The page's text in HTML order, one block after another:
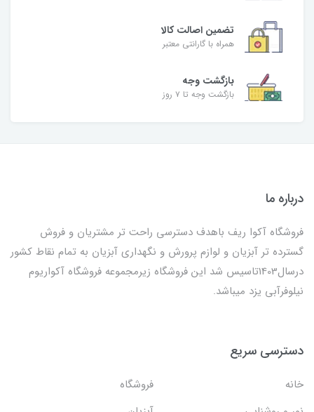
تضمین اصالت کالا
همراه با گارانتی معتبر
بازگشت وجه
بازگشت وجه تا ۷ روز
درباره ما
فروشگاه آکوا ریف باهدف دسترسی راحت تر مشتریان و فروش
گسترده تر آبزیان و لوازم پرورش و نگهداری آبزیان به تمام نقاط کشور
درسال1403تاسیس شد این فروشگاه زیرمجموعه فروشگاه آکواریوم
نیلوفرآبی یزد میباشد.
دسترسی سریع
خانه
فروشگاه